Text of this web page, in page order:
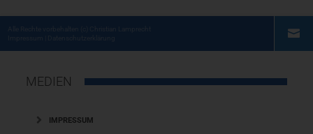
MEDIEN
IMPRESSUM